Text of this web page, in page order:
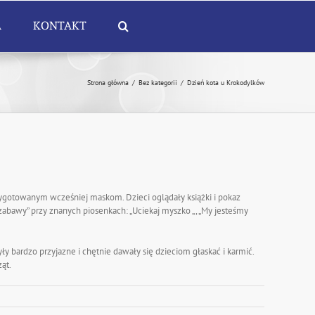
KONTAKT
Strona główna / Bez kategorii / Dzień kota u Krokodylków
wcześniej maskom. Dzieci oglądały książki i pokaz
przy znanych piosenkach: „Uciekaj myszko „, „My jesteśmy
bardzo przyjazne i chętnie dawały się dzieciom głaskać i karmić.